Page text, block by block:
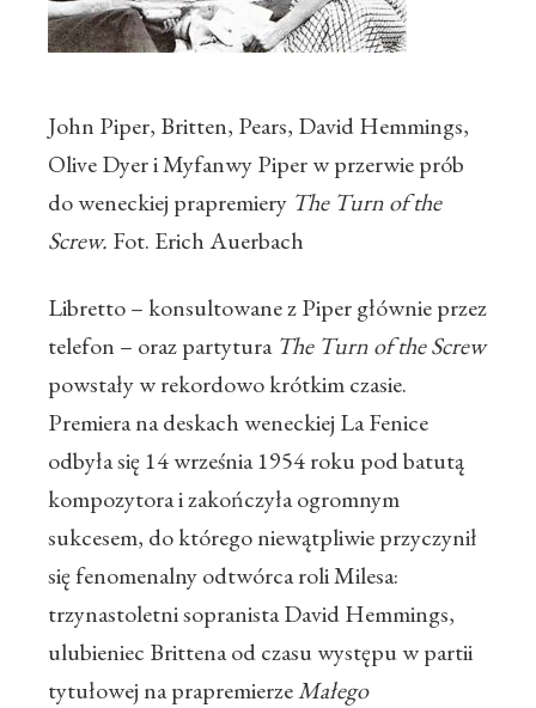
John Piper, Britten, Pears, David Hemmings,
Olive Dyer i Myfanwy Piper w przerwie prób
do weneckiej prapremiery The Turn of the
Screw. Fot. Erich Auerbach
Libretto – konsultowane z Piper głównie przez
telefon – oraz partytura The Turn of the Screw
powstały w rekordowo krótkim czasie.
Premiera na deskach weneckiej La Fenice
odbyła się 14 września 1954 roku pod batutą
kompozytora i zakończyła ogromnym
sukcesem, do którego niewątpliwie przyczynił
się fenomenalny odtwórca roli Milesa:
trzynastoletni sopranista David Hemmings,
ulubieniec Brittena od czasu występu w partii
tytułowej na prapremierzeMałego